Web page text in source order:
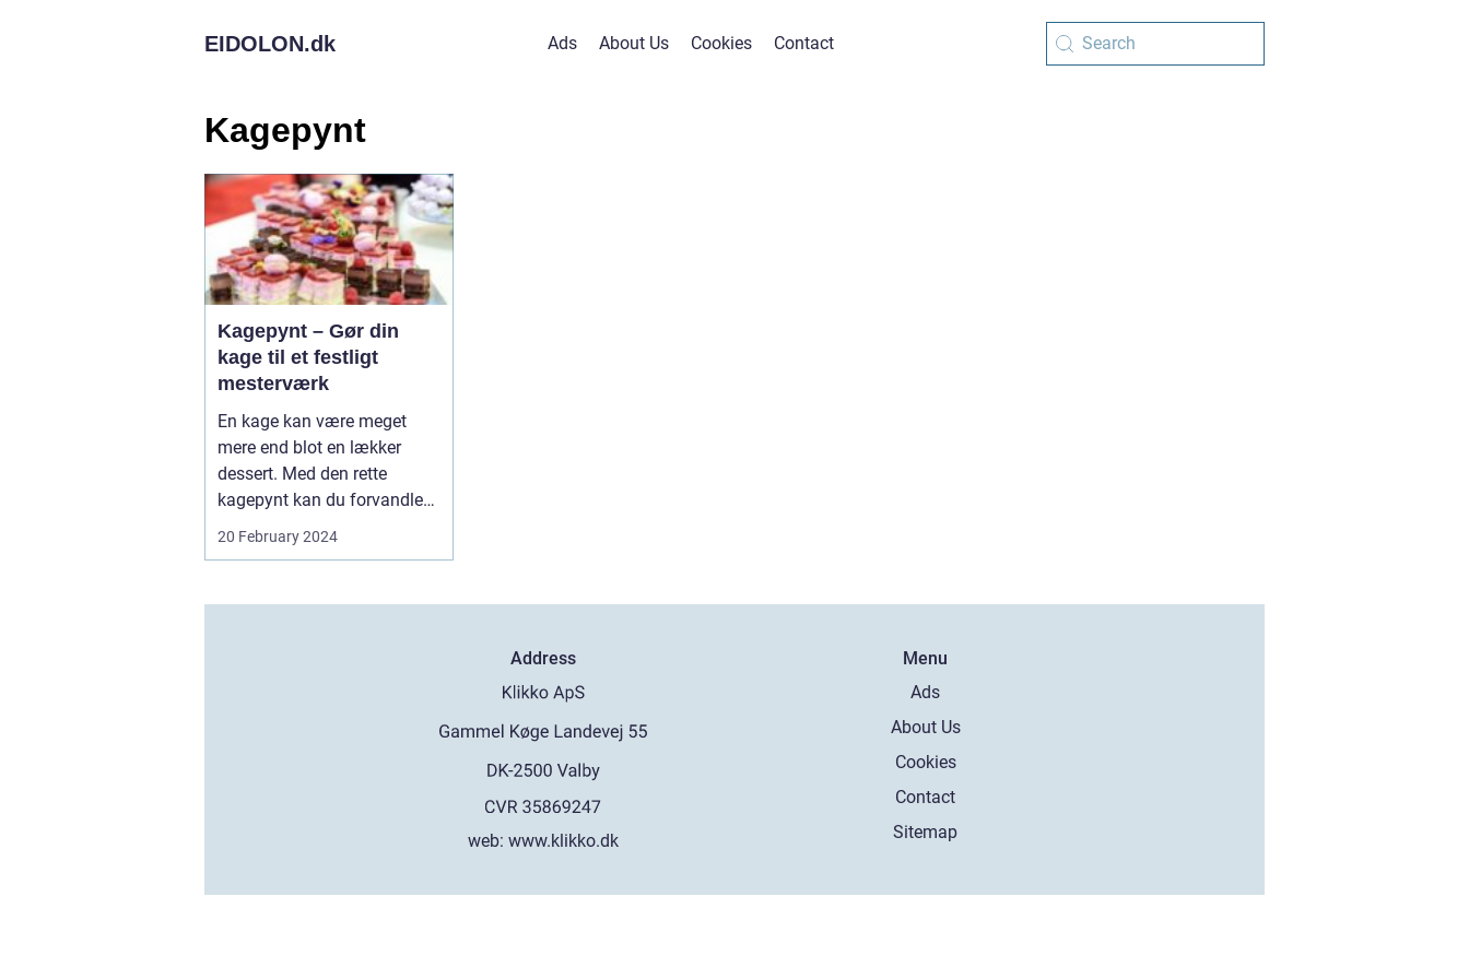
EIDOLON.dk Ads About Us Cookies Contact
Kagepynt
Kagepynt – Gør din
kage til et festligt
mesterværk
En kage kan være meget
mere end blot en lækker
dessert. Med den rette
kagepynt kan du forvandle
din ...
20 February 2024
Address
web:www.klikko.dk
Menu
Ads
About Us
Cookies
Contact
Sitemap